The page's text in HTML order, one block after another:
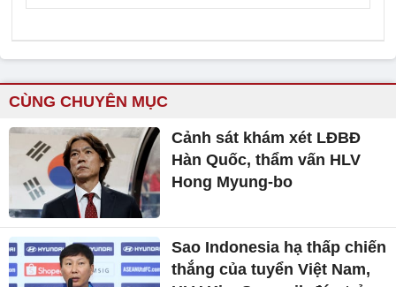
CÙNG CHUYÊN MỤC
Cảnh sát khám xét LĐBĐ
Hàn Quốc, thẩm vấn HLV
Hong Myung-bo
Sao Indonesia hạ thấp chiến
thắng của tuyển Việt Nam,